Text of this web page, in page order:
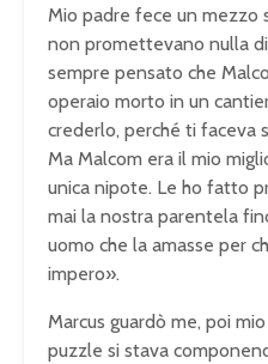
Mio padre fece un mezzo
non promettevano nulla di
sempre pensato che
operaio morto in un
crederlo, perché ti faceva
Ma Malcom era il mio
unica nipote. Le ho fatto
mai la nostra parentela
uomo che la amasse per
impero».
Marcus guardò me, poi
puzzle si stava